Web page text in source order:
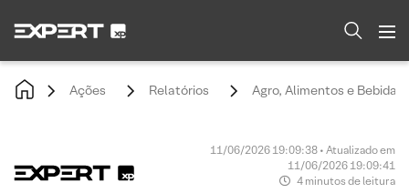
Ações Relatórios Agro, Alimentos e Bebidas
11/06/2026 19:09:38 • Atualizado em
11/06/2026 19:09:41
4 minutos de leitura